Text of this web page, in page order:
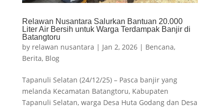
Relawan Nusantara Salurkan Bantuan 20.000
Liter Air Bersih untuk Warga Terdampak Banjir di
Batangtoru
by relawan nusantara | Jan 2, 2026| Bencana,
Berita, Blog
Tapanuli Selatan (24/12/25) – Pasca banjir yang
melanda Kecamatan Batangtoru, Kabupaten
Tapanuli Selatan, warga Desa Huta Godang dan Desa